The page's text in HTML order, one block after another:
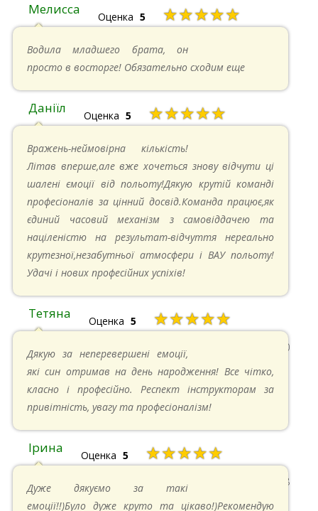
Мелисса Оценка 5 ★★★★★
Водила младшего брата, он
просто в восторге! Обязательно сходим еще
Даніїл Оценка 5 ★★★★★
Вражень-неймовірна кількість!
Літав вперше,але вже хочеться знову відчути ці
шалені ємоції від польоту!Дякую крутій команді
професіоналів за цінний досвід.Команда працює,як
єдиний часовий механізм з самовіддачею та
націленістю на результат-відчуття нереально
крутезної,незабутньої атмосфери і ВАУ польоту!
Удачі і нових професійних успіхів!
Тетяна Оценка 5 ★★★★★
13.05.2024 в 11:30
Дякую за неперевершені емоції,
які син отримав на день народження! Все чітко,
класно і професійно. Респект інструкторам за
привітність, увагу та професіоналізм!
Ірина Оценка 5 ★★★★★
11.05.2024 в 15:48
Дуже дякуємо за такі
емоції!!)Було дуже круто та цікаво!)Рекомендую